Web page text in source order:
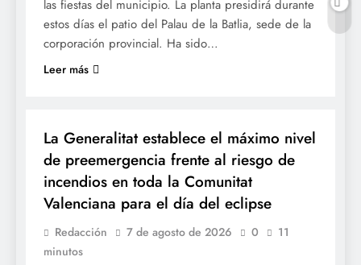
las fiestas del municipio. La planta presidirá durante
estos días el patio del Palau de la Batlia, sede de la
corporación provincial. Ha sido…
Leer más
La Generalitat establece el máximo nivel
de preemergencia frente al riesgo de
incendios en toda la Comunitat
Valenciana para el día del eclipse
Redacción 7 de agosto de 2026 0
11
minutos